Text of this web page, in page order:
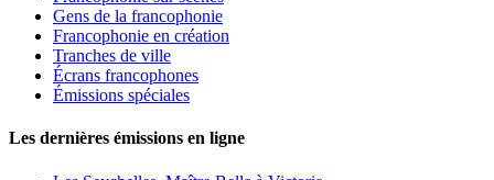
Gens de la francophonie
Francophonie en création
Tranches de ville
Écrans francophones
Émissions spéciales
Les dernières émissions en ligne